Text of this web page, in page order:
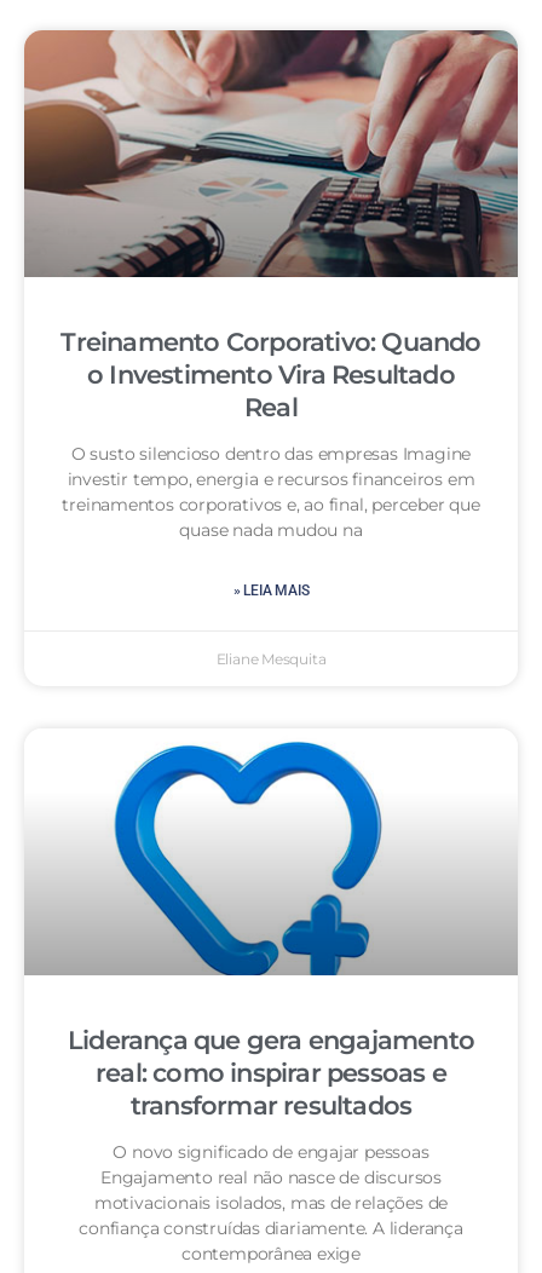
Treinamento Corporativo: Quando
o Investimento Vira Resultado
Real
O susto silencioso dentro das empresas Imagine
investir tempo, energia e recursos financeiros em
treinamentos corporativos e, ao final, perceber que
quase nada mudou na
» LEIA MAIS
Eliane Mesquita
Liderança que gera engajamento
real: como inspirar pessoas e
transformar resultados
O novo significado de engajar pessoas
Engajamento real não nasce de discursos
motivacionais isolados, mas de relações de
confiança construídas diariamente. A liderança
contemporânea exige